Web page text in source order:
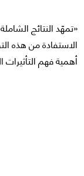
«تمهّد النتائج
الاستفادة من هذه
أهمية فهم